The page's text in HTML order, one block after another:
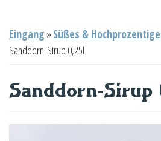
Eingang » Süßes &
Sanddorn-Sirup 0,25L
Sanddorn-Sirup